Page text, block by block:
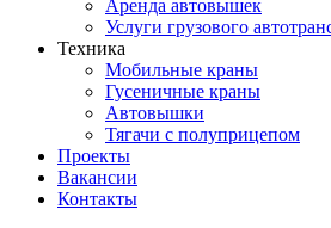
Аренда автовышек
Услуги грузового
Техника
Мобильные краны
Гусеничные краны
Автовышки
Тягачи с полуприцепом
Проекты
Вакансии
Контакты